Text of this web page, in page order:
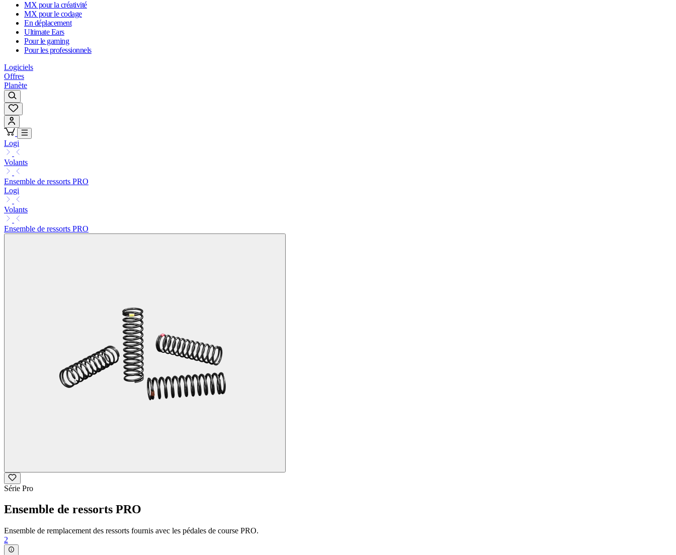
MX pour la créativité
MX pour le codage
En déplacement
Ultimate Ears
Pour le gaming
Pour les professionnels
Logiciels
Offres
Planète
Logi
Volants
Ensemble de ressorts PRO
Logi
Volants
Ensemble de ressorts PRO
Série Pro
Ensemble de ressorts PRO
Ensemble de remplacement des ressorts fournis avec les pédales de course PRO.
2